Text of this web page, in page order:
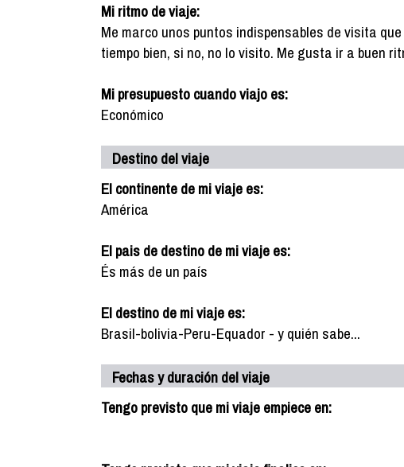
Mi ritmo de viaje:
Me marco unos puntos indispensables de visita
tiempo bien, si no, no lo visito. Me gusta ir a buen
Mi presupuesto cuando viajo es:
Económico
Destino del viaje
El continente de mi viaje es:
América
El pais de destino de mi viaje es:
És más de un país
El destino de mi viaje es:
Brasil-bolivia-Peru-Equador - y quién sabe...
Fechas y duración del viaje
Tengo previsto que mi viaje empiece en: